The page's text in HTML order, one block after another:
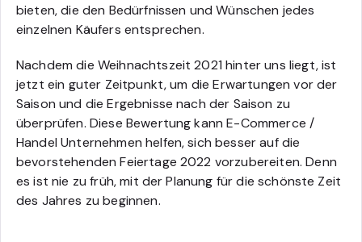
bieten, die den Bedürfnissen und Wünschen jedes
einzelnen Käufers entsprechen.
Nachdem die Weihnachtszeit 2021 hinter uns liegt, ist
jetzt ein guter Zeitpunkt, um die Erwartungen vor der
Saison und die Ergebnisse nach der Saison zu
überprüfen. Diese Bewertung kann E-Commerce /
Handel Unternehmen helfen, sich besser auf die
bevorstehenden Feiertage 2022 vorzubereiten. Denn
es ist nie zu früh, mit der Planung für die schönste Zeit
des Jahres zu beginnen.